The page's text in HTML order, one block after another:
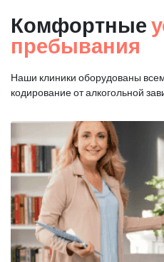
Комфортные
пребывания
Наши клиники оборудованы
кодирование от алкогольной